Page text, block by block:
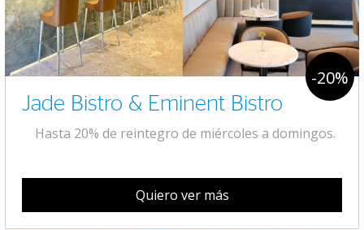
-20%
Jade Bistro & Eminent Bistro
Hasta 20% de reintegro de miércoles a domingos.
Quiero ver más